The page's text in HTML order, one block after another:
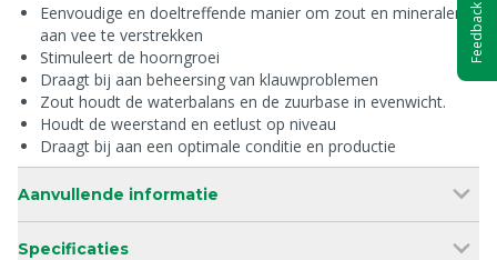
Eenvoudige en doeltreffende manier om zout en mineralen
aan vee te verstrekken
Stimuleert de hoorngroei
Draagt bij aan beheersing van klauwproblemen
Zout houdt de waterbalans en de zuurbase in evenwicht.
Houdt de weerstand en eetlust op niveau
Draagt bij aan een optimale conditie en productie
Aanvullende informatie
Specificaties
Feedback